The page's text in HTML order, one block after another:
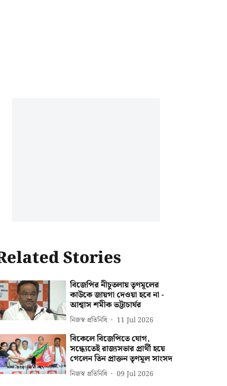
Stories
বিজেপির নীচুতলায় তৃণমূলের
কাউকে জায়গা দেওয়া হবে না -
আশ্বাস শমীক ভট্টাচার্যর
নিজস্ব প্রতিনিধি 11 Jul 2026
বিকেলে বিজেপিতে যোগ,
সন্ধ্যেতেই রাজ্যসভার প্রার্থী হয়ে
গেলেন তিন প্রাক্তন তৃণমূল সাংসদ
নিজস্ব প্রতিনিধি 09 Jul 2026